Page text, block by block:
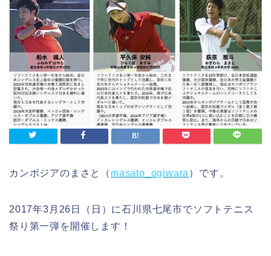
カンボジアのまさと（ masato_ogiwara ）です。
2017年3月26日（日）に石川県七尾市でソフトテニス
祭り第一弾を開催します！